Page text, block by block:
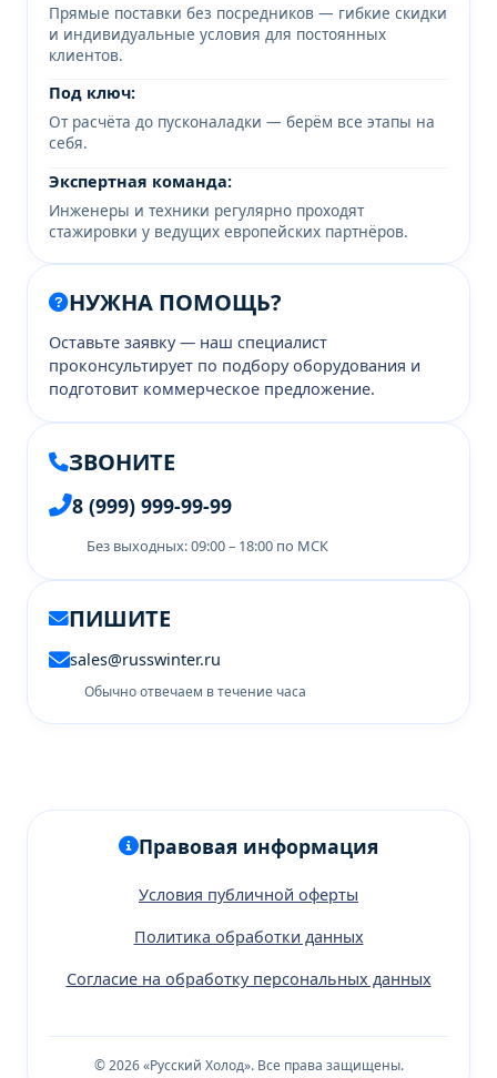
Прямые поставки без посредников — гибкие скидки
и индивидуальные условия для постоянных
клиентов.
Под ключ:
От расчёта до пусконаладки — берём все этапы на
себя.
Экспертная команда:
Инженеры и техники регулярно проходят
стажировки у ведущих европейских партнёров.
НУЖНА ПОМОЩЬ?
Оставьте заявку — наш специалист
проконсультирует по подбору оборудования и
подготовит коммерческое предложение.
ЗВОНИТЕ
8 (999) 999-99-99
Без выходных: 09:00 – 18:00 по МСК
ПИШИТЕ
sales@russwinter.ru
Обычно отвечаем в течение часа
Правовая информация
Условия публичной оферты
Политика обработки данных
Согласие на обработку персональных данных
© 2026 «Русский Холод». Все права защищены.